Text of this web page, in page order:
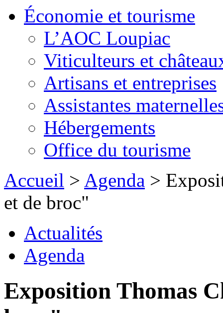
Économie et tourisme
L’AOC Loupiac
Viticulteurs et
Artisans et entreprises
Assistantes
Hébergements
Office du tourisme
Accueil > Agenda >
et de broc"
Actualités
Agenda
Exposition Thomas